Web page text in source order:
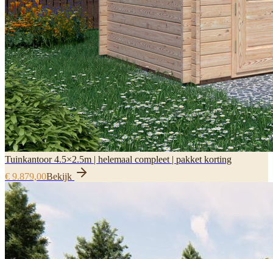
Tuinkantoor 4.5×2.5m | helemaal compleet | pakket korting
€ 9.879,00Bekijk